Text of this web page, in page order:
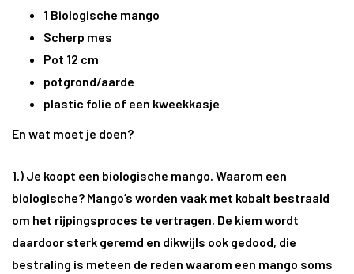
1 Biologische mango
Scherp mes
Pot 12 cm
potgrond/aarde
plastic folie of een kweekkasje
En wat moet je doen?
1.) Je koopt een biologische mango. Waarom een
biologische? Mango’s worden vaak met kobalt bestraald
om het rijpingsproces te vertragen. De kiem wordt
daardoor sterk geremd en dikwijls ook gedood, die
bestraling is meteen de reden waarom een mango soms